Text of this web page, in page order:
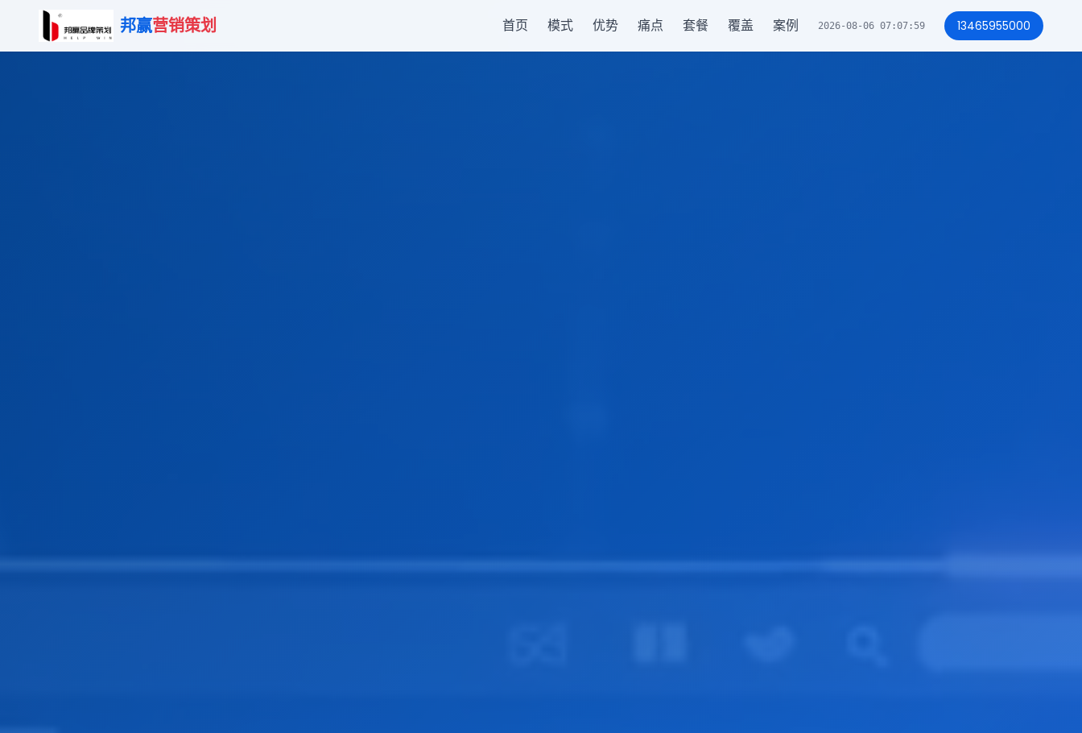
邦赢营销策划 首页 模式 优势 痛点 套餐 覆盖 案例 2026-08-06 07:08:03 13465955000